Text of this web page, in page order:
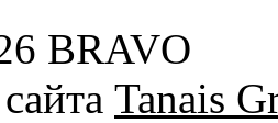
BRAVO
Tanais